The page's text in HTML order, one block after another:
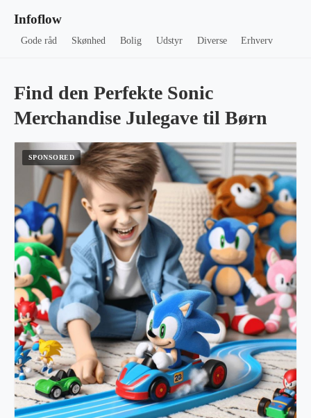
Infoflow
Gode råd Skønhed Bolig Udstyr Diverse Erhverv
Find den Perfekte Sonic
Merchandise Julegave til Børn